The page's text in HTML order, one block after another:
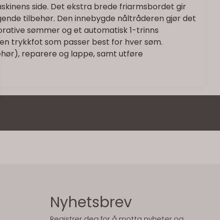
side. Det ekstra brede friarmsbordet gir
tilbehør. Den innebygde nåltråderen gjør det
sømmer og et automatisk 1-trinns
trykkfot som passer best for hver søm.
reparere og lappe, samt utføre
Nyhetsbrev